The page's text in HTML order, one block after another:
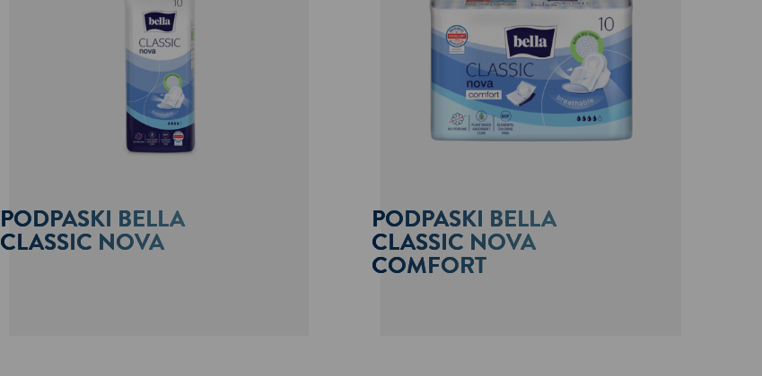
PODPASKI BELLA
CLASSIC NOVA
PODPASKI BELLA
CLASSIC NOVA
COMFORT